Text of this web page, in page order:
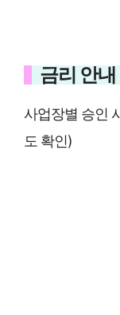
금리 안내
사업장별 승인
도 확인)